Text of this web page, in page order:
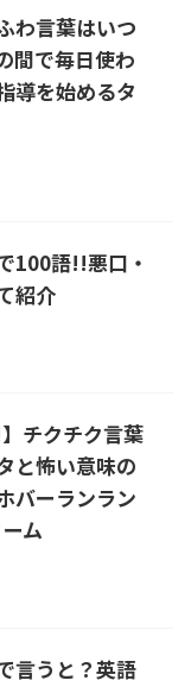
わ言葉はいつ
間で毎日使わ
導を始めるタ
100語!!悪口・
紹介
チクチク言葉
と怖い意味の
バーランラン
ム
言うと？英語